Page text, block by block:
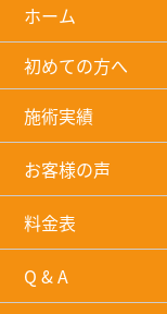
ホーム
初めての方へ
施術実績
お客様の声
料金表
Q & A